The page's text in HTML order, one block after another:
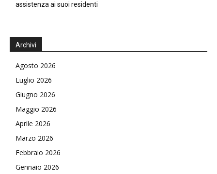
assistenza ai suoi residenti
Archivi
Agosto 2026
Luglio 2026
Giugno 2026
Maggio 2026
Aprile 2026
Marzo 2026
Febbraio 2026
Gennaio 2026